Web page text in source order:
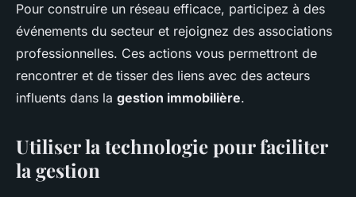
Pour construire un réseau efficace, participez à des
événements du secteur et rejoignez des associations
professionnelles. Ces actions vous permettront de
rencontrer et de tisser des liens avec des acteurs
influents dans la gestion immobilière.
Utiliser la technologie pour faciliter
la gestion